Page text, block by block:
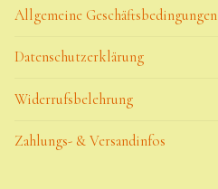
Allgemeine Geschäftsbedingungen
Datenschutzerklärung
Widerrufsbelehrung
Zahlungs- & Versandinfos